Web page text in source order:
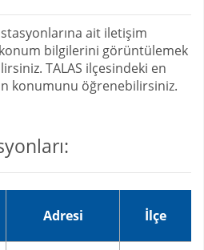
ait iletişim
bilgilerini görüntülemek
TALAS ilçesindeki en
konumunu öğrenebilirsiniz.
Adresi İlçe